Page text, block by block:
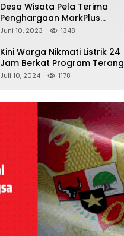
Desa Wisata Pela Terima
Penghargaan MarkPlus
Tourism
Juni 10, 2023 1348
Kini Warga Nikmati Listrik 24
Jam Berkat Program Terang
Kampung Ku
Juli 10, 2024 1178